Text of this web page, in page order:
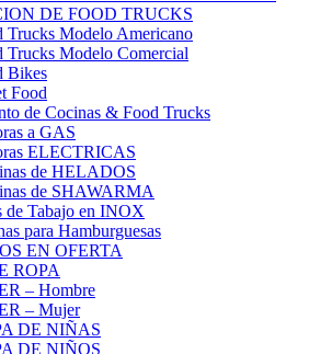
DE FOOD TRUCKS
Trucks Modelo Americano
Trucks Modelo Comercial
Bikes
Food
de Cocinas & Food Trucks
a GAS
ELECTRICAS
de HELADOS
de SHAWARMA
de Tabajo en INOX
para Hamburguesas
EN OFERTA
ROPA
– Hombre
– Mujer
DE NIÑAS
DE NIÑOS